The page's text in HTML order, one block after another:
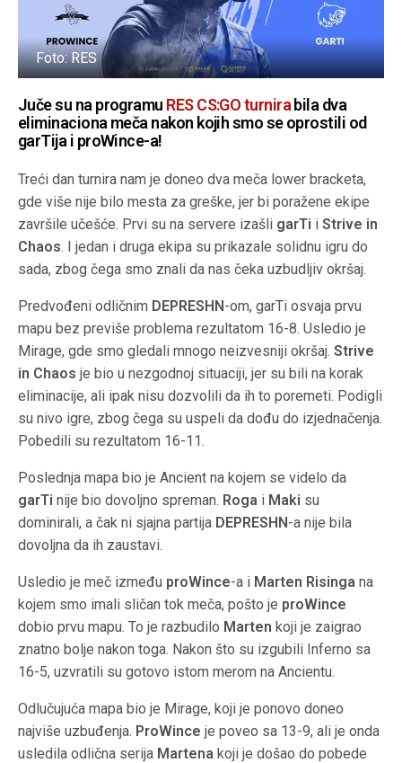
Foto: RES
Juče su na programu RES CS:GO turnira bila dva
eliminaciona meča nakon kojih smo se oprostili od
garTija i proWince-a!
Treći dan turnira nam je doneo dva meča lower bracketa,
gde više nije bilo mesta za greške, jer bi poražene ekipe
završile učešće. Prvi su na servere izašli garTi iStrive in
Chaos. I jedan i druga ekipa su prikazale solidnu igru do
sada, zbog čega smo znali da nas čeka uzbudljiv okršaj.
Predvođeni odličnim DEPRESHN-om, garTi osvaja prvu
mapu bez previše problema rezultatom 16-8. Usledio je
Mirage, gde smo gledali mnogo neizvesniji okršaj.Strive
in Chaos je bio u nezgodnoj situaciji, jer su bili na korak
eliminacije, ali ipak nisu dozvolili da ih to poremeti. Podigli
su nivo igre, zbog čega su uspeli da dođu do izjednačenja.
Pobedili su rezultatom 16-11.
Poslednja mapa bio je Ancient na kojem se videlo da
garTi nije bio dovoljno spreman. Roga i Maki su
dominirali, a čak ni sjajna partija DEPRESHN-a nije bila
dovoljna da ih zaustavi.
Usledio je meč između proWince-a i Marten Risinga na
kojem smo imali sličan tok meča, pošto je proWince
dobio prvu mapu. To je razbudilo Marten koji je zaigrao
znatno bolje nakon toga. Nakon što su izgubili Inferno sa
16-5, uzvratili su gotovo istom merom na Ancientu.
Odlučujuća mapa bio je Mirage, koji je ponovo doneo
najviše uzbuđenja. ProWince je poveo sa 13-9, ali je onda
usledila odlična serija Martena koji je došao do pobede